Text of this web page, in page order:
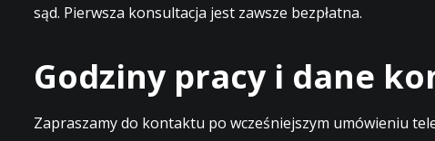
sąd. Pierwsza konsultacja jest zawsze bezpłatna.
Godziny pracy i dane
Zapraszamy do kontaktu po wcześniejszym umówieniu